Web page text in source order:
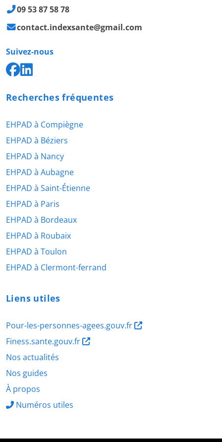
09 53 87 58 78
contact.indexsante@gmail.com
Suivez-nous
Recherches fréquentes
EHPAD à Compiègne
EHPAD à Béziers
EHPAD à Nancy
EHPAD à Aubagne
EHPAD à Saint-Étienne
EHPAD à Paris
EHPAD à Bordeaux
EHPAD à Roubaix
EHPAD à Toulon
EHPAD à Clermont-ferrand
Liens utiles
Pour-les-personnes-agees.gouv.fr
Finess.sante.gouv.fr
Nos actualités
Nos guides
À propos
Numéros utiles